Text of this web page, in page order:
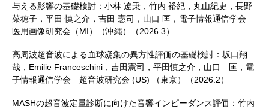
与える影響の基礎検討：小林 遼乗，竹内 裕紀，丸山紀史，長野
菜穂子，平田 慎之介，吉田 憲司，山口 匡，電子情報通信学会
医用画像研究会（MI）（沖縄）（2026.3）
高周波超音波による血球凝集の異方性評価の基礎検討：坂口翔
哉，Emilie Franceschini，吉田憲司，平田慎之介，山口 匡，電
子情報通信学会 超音波研究会 (US) （東京）（2026.2）
MASHの超音波定量診断に向けた音響インピーダンス評価：竹内